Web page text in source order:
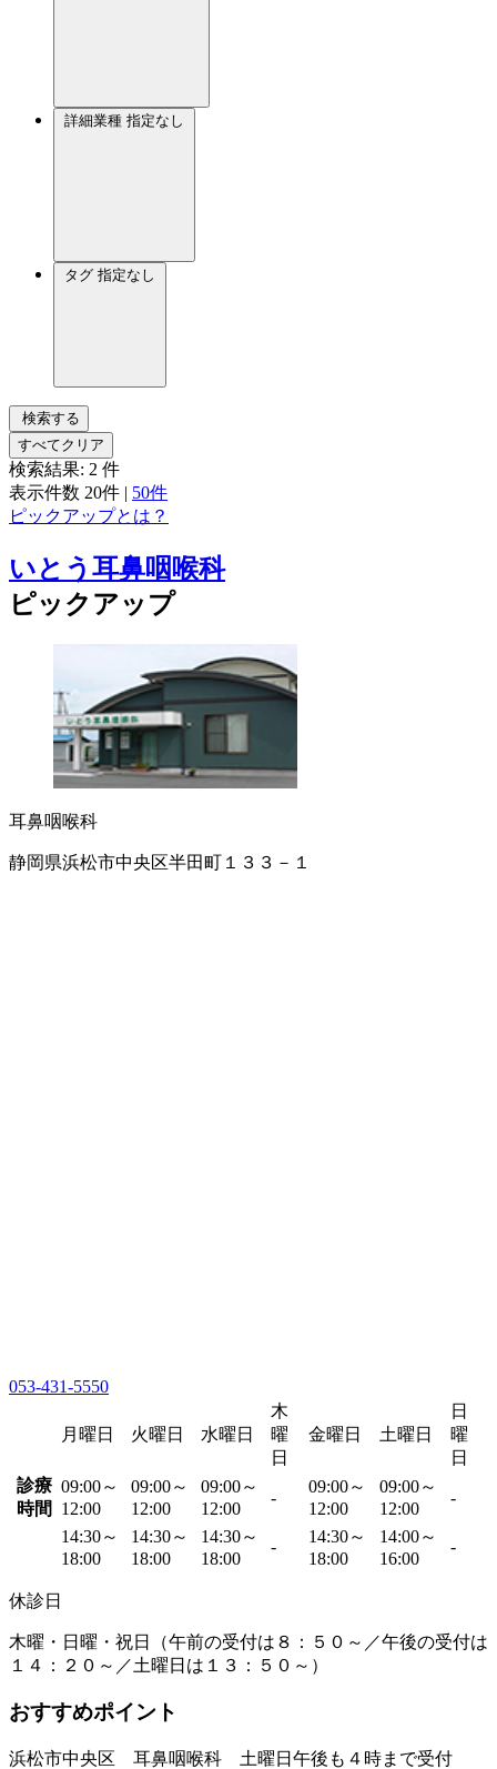
詳細業種 指定なし
タグ 指定なし
検索する
すべてクリア
検索結果: 2 件
表示件数 20件 | 50件
ピックアップとは？
いとう耳鼻咽喉科
ピックアップ
耳鼻咽喉科
静岡県浜松市中央区半田町１３３－１
053-431-5550
月曜日 火曜日 水曜日
木
曜
日
金曜日 土曜日
日
曜
日
診療
時間
09:00～
12:00
09:00～
12:00
09:00～
12:00
-
09:00～
12:00
09:00～
12:00
-
14:30～
18:00
14:30～
18:00
14:30～
18:00
-
14:30～
18:00
14:00～
16:00
-
休診日
木曜・日曜・祝日（午前の受付は８：５０～／午後の受付は
１４：２０～／土曜日は１３：５０～）
おすすめポイント
浜松市中央区 耳鼻咽喉科 土曜日午後も４時まで受付